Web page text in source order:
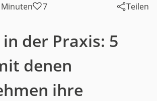
Minuten 7 Teilen
in der Praxis: 5
denen
ihre